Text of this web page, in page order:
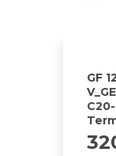
GF